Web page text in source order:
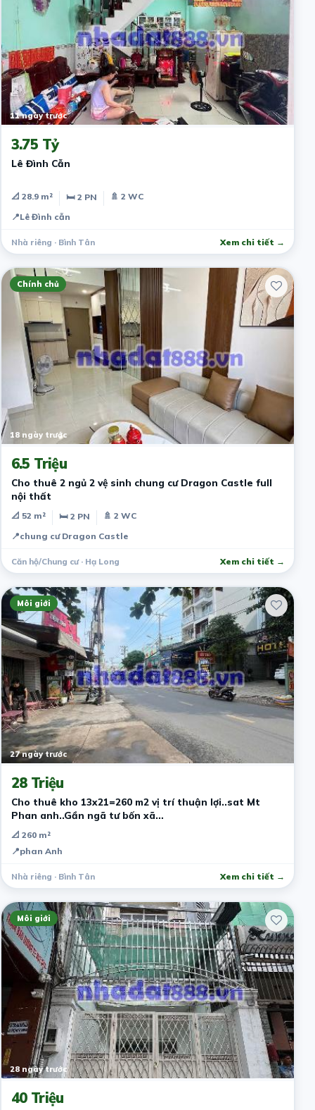
11 ngày trước
3.75 Tỷ
Lê Đình Cẫn
📐 28.9 m² 🛏 2 PN
🚿 2 WC
📍Lê Đình cẫn
Nhà riêng · Bình Tân Xem chi tiết →
Chính chủ
18 ngày trước
6.5 Triệu
Cho thuê 2 ngủ 2 vệ sinh chung cư Dragon Castle full
nội thất
📐 52 m² 🛏 2 PN
🚿 2 WC
📍chung cư Dragon Castle
Căn hộ/Chung cư · Hạ Long Xem chi tiết →
Môi giới
27 ngày trước
28 Triệu
Cho thuê kho 13x21=260 m2 vị trí thuận lợi..sat Mt
Phan anh..Gần ngã tư bốn xã…
📐 260 m²
📍phan Anh
Nhà riêng · Bình Tân Xem chi tiết →
Môi giới
28 ngày trước
40 Triệu